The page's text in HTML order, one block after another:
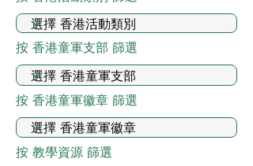
按 香港童軍支部 篩選
按 香港童軍徽章 篩選
按 教學資源 篩選